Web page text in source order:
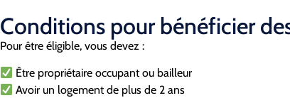
Conditions pour bénéficier
Pour être éligible, vous devez :
Être propriétaire occupant ou bailleur
Avoir un logement de plus de 2 ans